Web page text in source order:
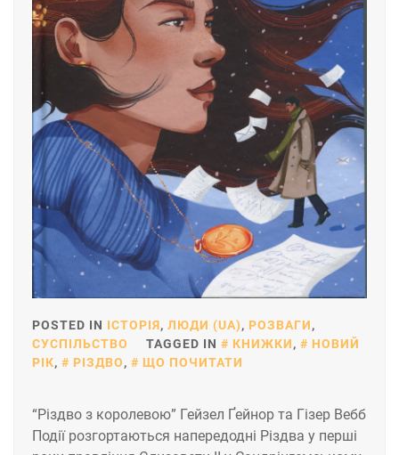
POSTED IN ІСТОРІЯ, ЛЮДИ (UA), РОЗВАГИ,
СУСПІЛЬСТВО
TAGGED IN КНИЖКИ,
НОВИЙ
РІК, РІЗДВО, ЩО ПОЧИТАТИ
“Різдво з королевою” Гейзел Ґейнор та Гізер Вебб
Події розгортаються напередодні Різдва у перші